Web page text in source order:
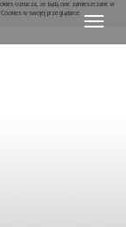
oznacza, że będą one zamieszczane w
w swojej przeglądarce
Menu